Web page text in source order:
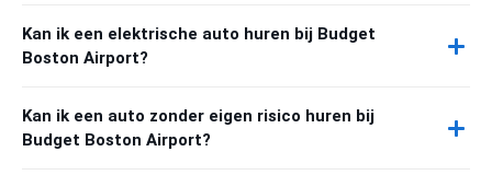
Kan ik een elektrische auto huren bij Budget
Boston Airport?
Kan ik een auto zonder eigen risico huren bij
Budget Boston Airport?